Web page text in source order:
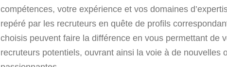
compétences, votre expérience et vos domaines
repéré par les recruteurs en quête de profils
choisis peuvent faire la différence en vous permettant de
recruteurs potentiels, ouvrant ainsi la voie à de nouvelles